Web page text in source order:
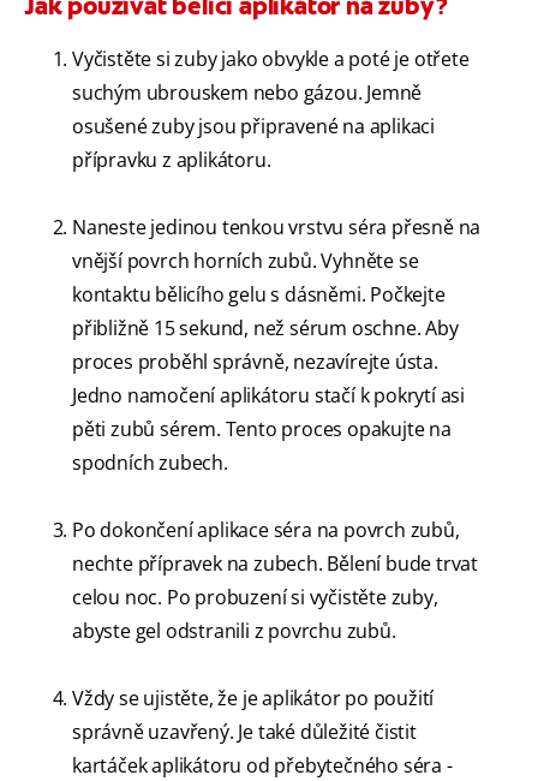
Jak používat bělící aplikátor na zuby?
Vyčistěte si zuby jako obvykle a poté je otřete
suchým ubrouskem nebo gázou. Jemně
osušené zuby jsou připravené na aplikaci
přípravku z aplikátoru.
Naneste jedinou tenkou vrstvu séra přesně na
vnější povrch horních zubů. Vyhněte se
kontaktu bělicího gelu s dásněmi. Počkejte
přibližně 15 sekund, než sérum oschne. Aby
proces proběhl správně, nezavírejte ústa.
Jedno namočení aplikátoru stačí k pokrytí asi
pěti zubů sérem. Tento proces opakujte na
spodních zubech.
Po dokončení aplikace séra na povrch zubů,
nechte přípravek na zubech. Bělení bude trvat
celou noc. Po probuzení si vyčistěte zuby,
abyste gel odstranili z povrchu zubů.
Vždy se ujistěte, že je aplikátor po použití
správně uzavřený. Je také důležité čistit
kartáček aplikátoru od přebytečného séra -